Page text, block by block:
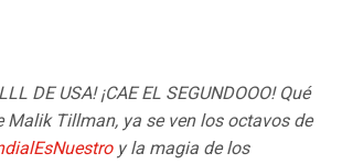
DE USA! ¡CAE EL SEGUNDOOO! Qué
Malik Tillman, ya se ven los octavos de
y la magia de los